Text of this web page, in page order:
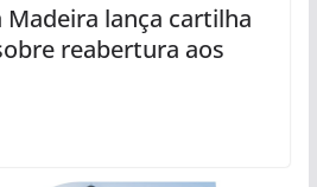
lança cartilha
reabertura aos